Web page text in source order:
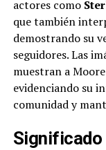
actores como
que también
demostrando su
seguidores. Las
muestran a
evidenciando su
comunidad y
Significado